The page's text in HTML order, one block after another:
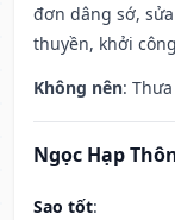
đơn dâng sớ,
thuyền, khởi
Không nên:
Ngọc Hạp
Sao tốt: